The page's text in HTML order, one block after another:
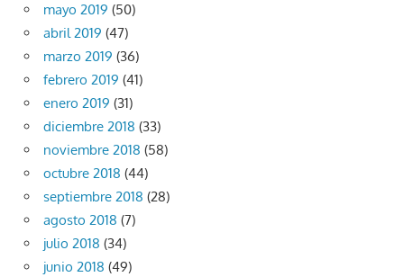
mayo 2019 (50)
abril 2019 (47)
marzo 2019 (36)
febrero 2019 (41)
enero 2019 (31)
diciembre 2018 (33)
noviembre 2018 (58)
octubre 2018 (44)
septiembre 2018 (28)
agosto 2018 (7)
julio 2018 (34)
junio 2018 (49)